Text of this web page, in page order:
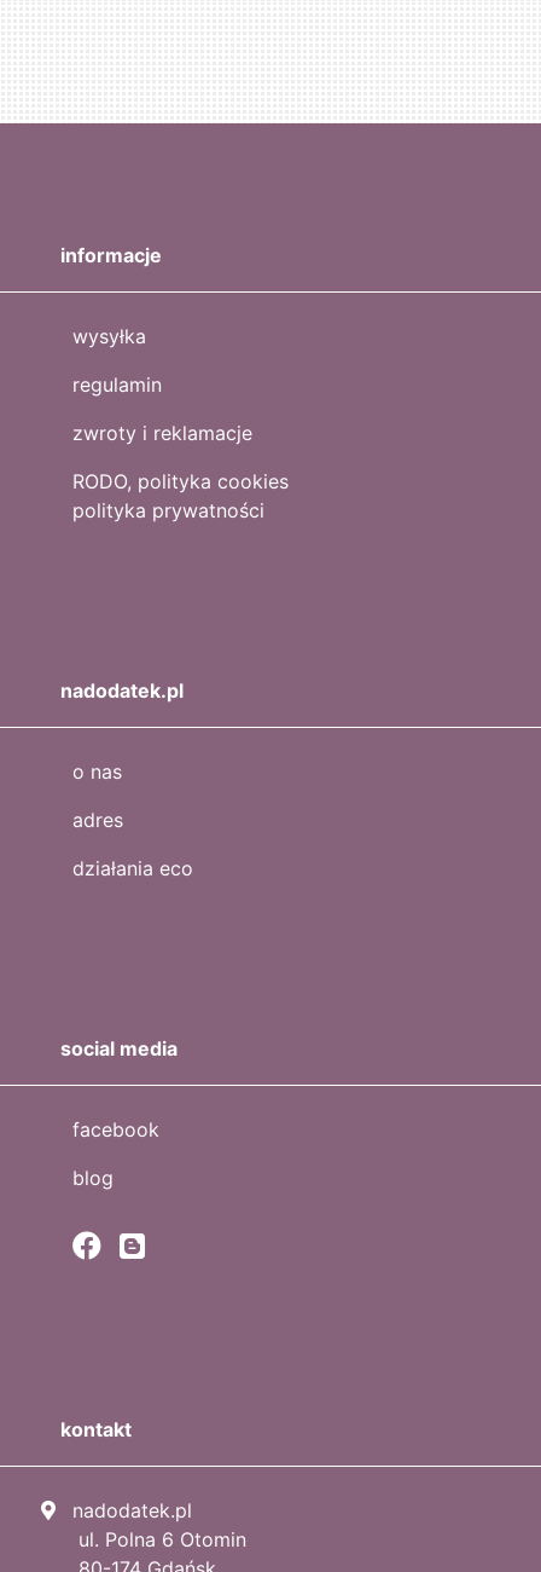
informacje
wysyłka
regulamin
zwroty i reklamacje
RODO, polityka cookies
polityka prywatności
nadodatek.pl
o nas
adres
działania eco
social media
facebook
blog
kontakt
nadodatek.pl
ul. Polna 6 Otomin